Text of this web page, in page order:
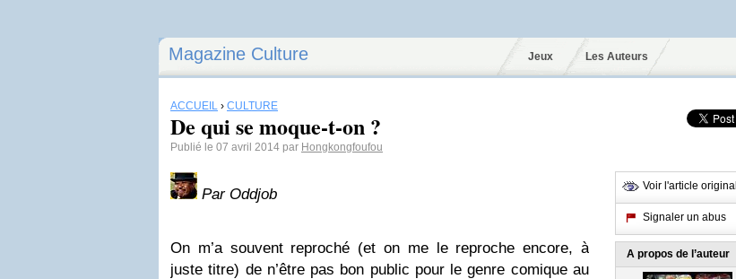
Magazine Culture Jeux Les Auteurs
ACCUEIL › CULTURE
De qui se moque-t-on ?
Publié le 07 avril 2014 par Hongkongfoufou
Par Oddjob
On m’a souvent reproché (et on me le reproche encore, à
juste titre) de n’être pas bon public pour le genre comique au
Voir l'article original
Signaler un abus
A propos de l’auteur